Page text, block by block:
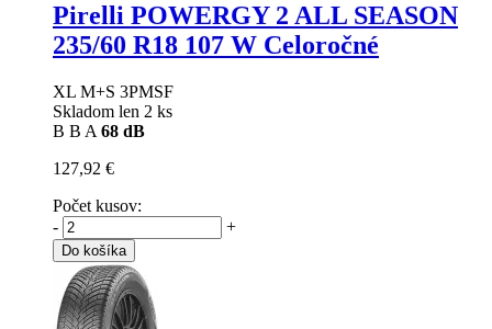
Pirelli POWERGY 2 ALL SEASON
235/60 R18 107 W Celoročné
XL M+S 3PMSF
Skladom len 2 ks
B B A 68 dB
127,92 €
Počet kusov:
-
+
Do košíka